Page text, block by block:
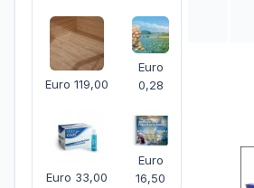
Euro 119,00
Euro
0,28
Euro 33,00
Euro
16,50